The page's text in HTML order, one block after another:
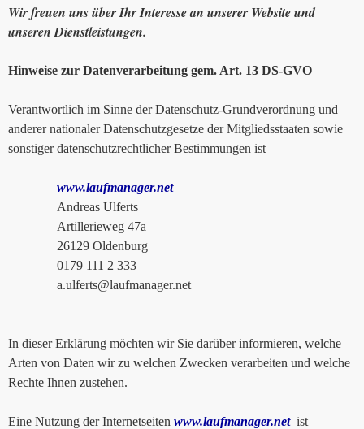
Wir freuen uns über Ihr Interesse an unserer Website und
unseren Dienstleistungen.
Hinweise zur Datenverarbeitung gem. Art. 13 DS-GVO
Verantwortlich im Sinne der Datenschutz-Grundverordnung und
anderer nationaler Datenschutzgesetze der Mitgliedsstaaten sowie
sonstiger datenschutzrechtlicher Bestimmungen ist
www.laufmanager.net
Andreas Ulferts
Artillerieweg 47a
26129 Oldenburg
0179 111 2 333
a.ulferts@laufmanager.net
In dieser Erklärung möchten wir Sie darüber informieren, welche
Arten von Daten wir zu welchen Zwecken verarbeiten und welche
Rechte Ihnen zustehen.
Eine Nutzung der Internetseiten www.laufmanager.netist